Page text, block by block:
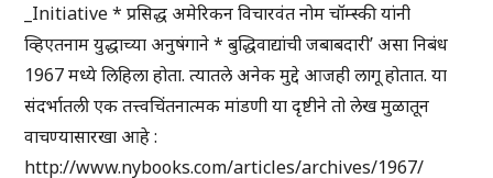
_Initiative * प्रसिद्ध अमेरिकन विचारवंत नोम चॉम्स्की यांनी
व्हिएतनाम युद्धाच्या अनुषंगाने * बुद्धिवाद्यांची जबाबदारी’ असा निबंध
1967 मध्ये लिहिला होता. त्यातले अनेक मुद्दे आजही लागू होतात. या
संदर्भातली एक तत्त्वचिंतनात्मक मांडणी या दृष्टीने तो लेख मुळातून
वाचण्यासारखा आहे :
http://www.nybooks.com/articles/archives/1967/